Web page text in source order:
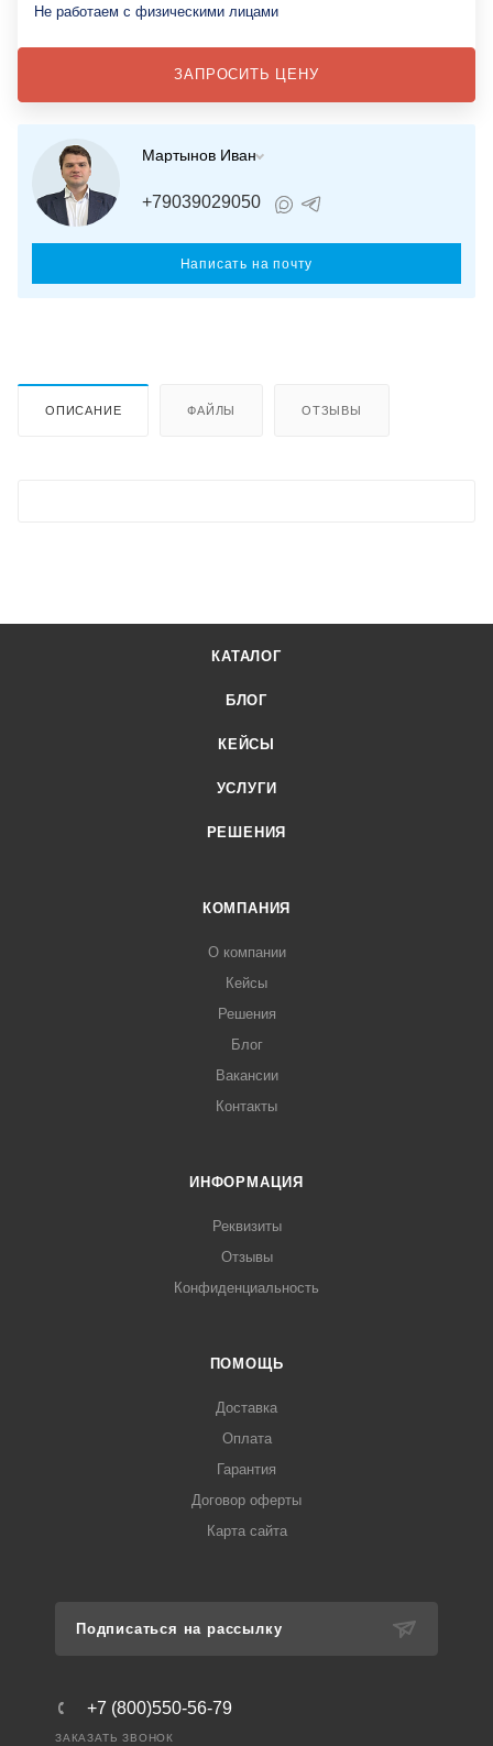
Не работаем с физическими лицами
ЗАПРОСИТЬ ЦЕНУ
Мартынов Иван
+79039029050
Написать на почту
ОПИСАНИЕ ФАЙЛЫ ОТЗЫВЫ
КАТАЛОГ
БЛОГ
КЕЙСЫ
УСЛУГИ
РЕШЕНИЯ
КОМПАНИЯ
О компании
Кейсы
Решения
Блог
Вакансии
Контакты
ИНФОРМАЦИЯ
Реквизиты
Отзывы
Конфиденциальность
ПОМОЩЬ
Доставка
Оплата
Гарантия
Договор оферты
Карта сайта
Подписаться на рассылку
+7 (800)550-56-79
ЗАКАЗАТЬ ЗВОНОК